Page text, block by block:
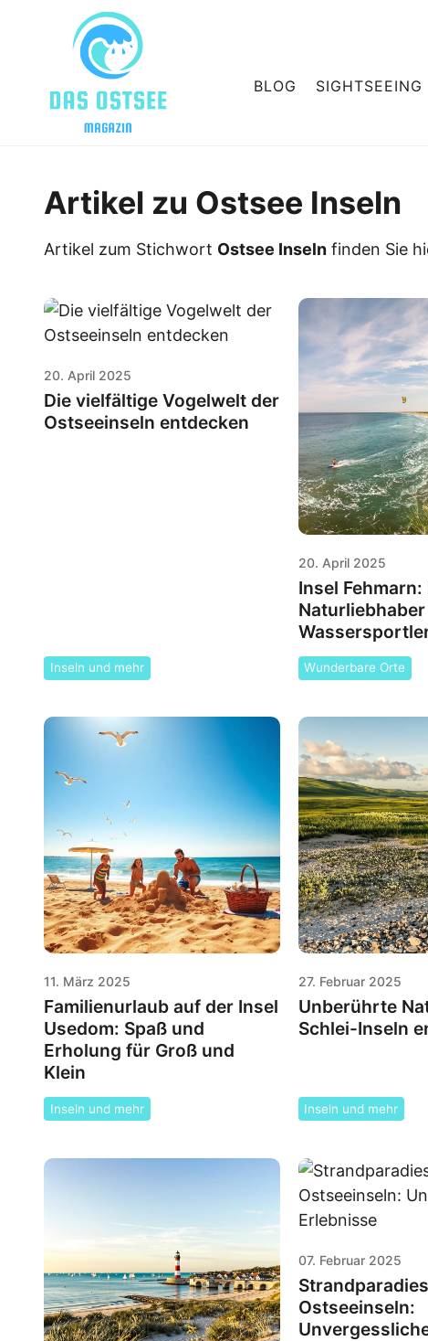
BLOG SIGHTSEEING
Artikel zu Ostsee Inseln
Artikel zum Stichwort Ostsee Inseln finden Sie
20. April 2025
Die vielfältige Vogelwelt der
Ostseeinseln entdecken
Inseln und mehr
20. April 2025
Insel
Wunderbare Orte
11. März 2025
Familienurlaub auf der Insel
Usedom: Spaß und
Erholung für Groß und
Klein
Inseln und mehr
27. Februar 2025
Unberührte
Schlei-Inseln
Inseln und mehr
07. Februar 2025
Ostseeinseln: